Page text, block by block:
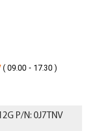
( 09.00 - 17.30 )
P/N: 0J7TNV